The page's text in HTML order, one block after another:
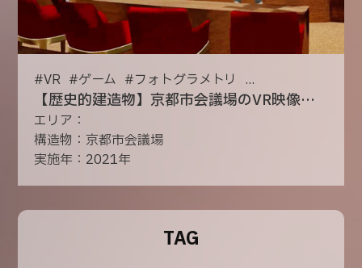
#VR #ゲーム #フォトグラメトリ ...
【歴史的建造物】京都市会議場のVR映像プロジェクト
エリア：
構造物：京都市会議場
実施年：2021年
TAG